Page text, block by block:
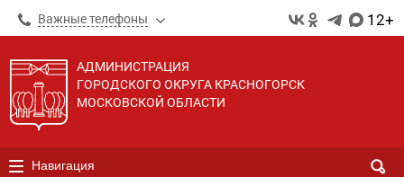
Важные телефоны 12+
АДМИНИСТРАЦИЯ
ГОРОДСКОГО ОКРУГА КРАСНОГОРСК
МОСКОВСКОЙ ОБЛАСТИ
Навигация